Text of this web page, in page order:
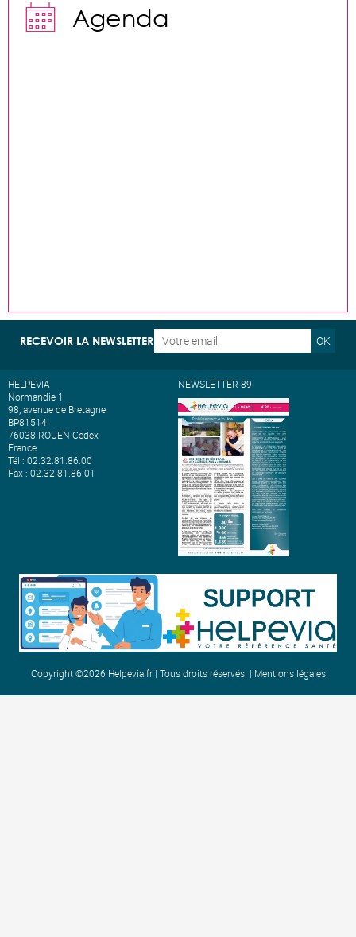
 Agenda
RECEVOIR LA NEWSLETTER OK
HELPEVIA
Normandie 1
98, avenue de Bretagne
BP81514
76038 ROUEN Cedex
France
Tél : 02.32.81.86.00
Fax : 02.32.81.86.01
NEWSLETTER 89
Copyright ©2026 Helpevia.fr | Tous droits réservés. | Mentions légales